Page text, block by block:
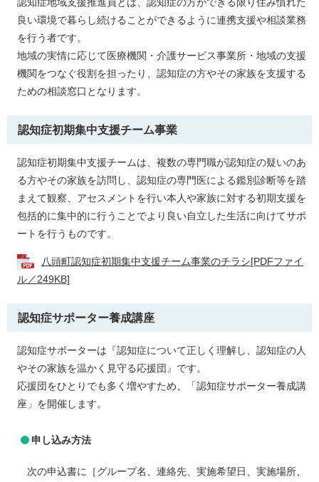
良い環境で暮らし続けることができるように連携支援や相談業務
を行う者です。
地域の実情に応じて医療機関・介護サービス事業所・地域の支援
機関をつなぐ役割を担ったり、認知症の方やその家族を支援する
ための相談窓口となります。
認知症初期集中支援チーム事業
認知症初期集中支援チームは、複数の専門職が認知症の疑いのあ
る方やその家族を訪問し、認知症の専門医による鑑別診断等を踏
まえて観察、アセスメントを行い本人や家族に対する初期支援を
包括的に集中的に行うことでより良い自立した生活に向けてサポ
ートを行うものです。
八頭町認知症初期集中支援チーム事業のチラシ[PDFファイ
ル／249KB]
認知症サポーター養成講座
認知症サポーターは『認知症について正しく理解し、認知症の人
やその家族を温かく見守る応援団』です。
応援団をひとりでも多く増やすため、「認知症サポーター養成講
座」を開催します。
申し込み方法
次の申込書に［グループ名、連絡先、実施希望日、実施場所、